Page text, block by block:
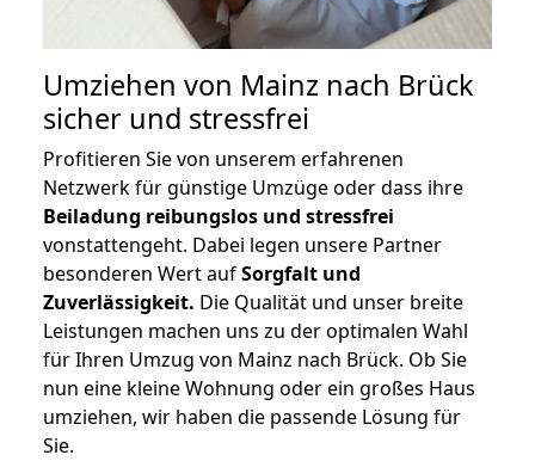
Umziehen von Mainz nach Brück
sicher und stressfrei
Profitieren Sie von unserem erfahrenen
Netzwerk für günstige Umzüge oder dass ihre
Beiladung reibungslos und stressfrei
vonstattengeht. Dabei legen unsere Partner
besonderen Wert aufSorgfalt und
Zuverlässigkeit. Die Qualität und unser breite
Leistungen machen uns zu der optimalen Wahl
für Ihren Umzug von Mainz nach Brück. Ob Sie
nun eine kleine Wohnung oder ein großes Haus
umziehen, wir haben die passende Lösung für
Sie.